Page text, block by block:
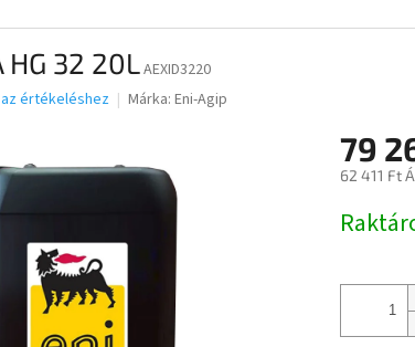
HG 32 20LAEXID3220
értékeléshez Márka: Eni-Agip
79
62 411 Ft